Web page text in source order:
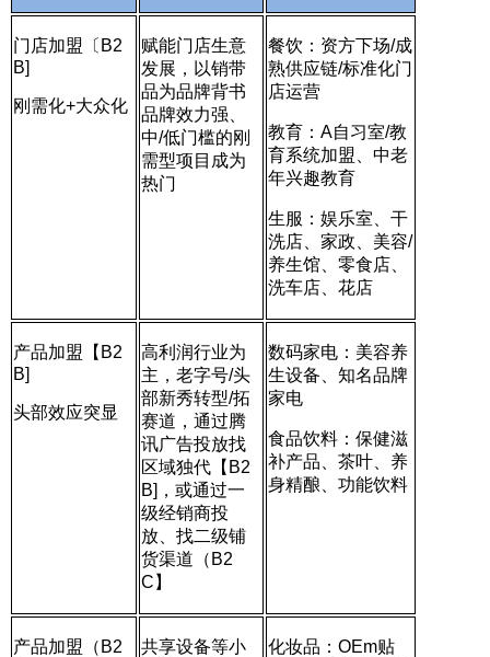
门店加盟〔B2
B]
刚需化+大众化
赋能门店生意
发展，以销带
品为品牌背书
品牌效力强、
中/低门槛的刚
需型项目成为
热门
餐饮：资方下场/成
熟供应链/标准化门
店运营
教育：A自习室/教
育系统加盟、中老
年兴趣教育
生服：娱乐室、干
洗店、家政、美容/
养生馆、零食店、
洗车店、花店
产品加盟【B2
B]
头部效应突显
高利润行业为
主，老字号/头
部新秀转型/拓
赛道，通过腾
讯广告投放找
区域独代【B2
B]，或通过一
级经销商投
放、找二级铺
货渠道（B2
C】
数码家电：美容养
生设备、知名品牌
家电
食品饮料：保健滋
补产品、茶叶、养
身精酿、功能饮料
产品加盟（B2
共享设备等小
化妆品：OEm贴